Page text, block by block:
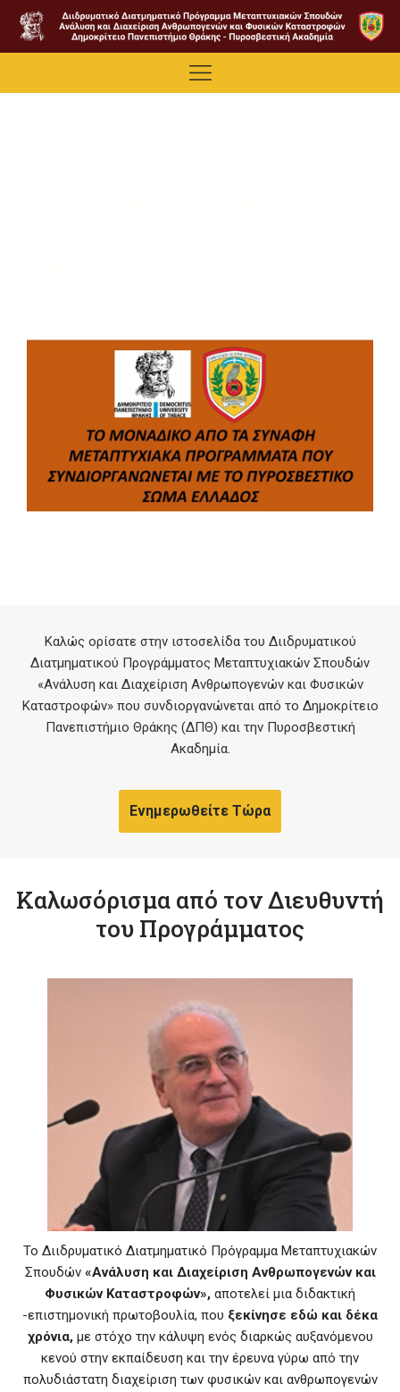
Καλώς ορίσατε στην ιστοσελίδα του Διιδρυματικού
Διατμηματικού Προγράμματος Μεταπτυχιακών Σπουδών
«Ανάλυση και Διαχείριση Ανθρωπογενών και Φυσικών
Καταστροφών» που συνδιοργανώνεται από το Δημοκρίτειο
Πανεπιστήμιο Θράκης (ΔΠΘ) και την Πυροσβεστική
Ακαδημία.
Ενημερωθείτε Τώρα
Καλωσόρισμα από τον Διευθυντή
του Προγράμματος
Το Διιδρυματικό Διατμηματικό Πρόγραμμα Μεταπτυχιακών
Σπουδών «Ανάλυση και Διαχείριση Ανθρωπογενών και
Φυσικών Καταστροφών», αποτελεί μια διδακτική
-επιστημονική πρωτοβουλία, που ξεκίνησε εδώ και δέκα
χρόνια,με στόχο την κάλυψη ενός διαρκώς αυξανόμενου
κενού στην εκπαίδευση και την έρευνα γύρω από την
πολυδιάστατη διαχείριση των φυσικών και ανθρωπογενών